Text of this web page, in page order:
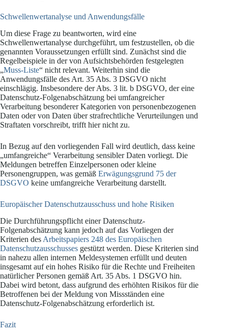
Schwellenwertanalyse und Anwendungsfälle
Um diese Frage zu beantworten, wird eine
Schwellenwertanalyse durchgeführt, um festzustellen, ob die
genannten Voraussetzungen erfüllt sind. Zunächst sind die
Regelbeispiele in der von Aufsichtsbehörden festgelegten
„Muss-Liste“ nicht relevant. Weiterhin sind die
Anwendungsfälle des Art. 35 Abs. 3 DSGVO nicht
einschlägig. Insbesondere der Abs. 3 lit. b DSGVO, der eine
Datenschutz-Folgenabschätzung bei umfangreicher
Verarbeitung besonderer Kategorien von personenbezogenen
Daten oder von Daten über strafrechtliche Verurteilungen und
Straftaten vorschreibt, trifft hier nicht zu.
In Bezug auf den vorliegenden Fall wird deutlich, dass keine
„umfangreiche“ Verarbeitung sensibler Daten vorliegt. Die
Meldungen betreffen Einzelpersonen oder kleine
Personengruppen, was gemäß Erwägungsgrund 75 der
DSGVO keine umfangreiche Verarbeitung darstellt.
Europäischer Datenschutzausschuss und hohe Risiken
Die Durchführungspflicht einer Datenschutz-
Folgenabschätzung kann jedoch auf das Vorliegen der
Kriterien des Arbeitspapiers 248 des Europäischen
Datenschutzausschusses gestützt werden. Diese Kriterien sind
in nahezu allen internen Meldesystemen erfüllt und deuten
insgesamt auf ein hohes Risiko für die Rechte und Freiheiten
natürlicher Personen gemäß Art. 35 Abs. 1 DSGVO hin.
Dabei wird betont, dass aufgrund des erhöhten Risikos für die
Betroffenen bei der Meldung von Missständen eine
Datenschutz-Folgenabschätzung erforderlich ist.
Fazit